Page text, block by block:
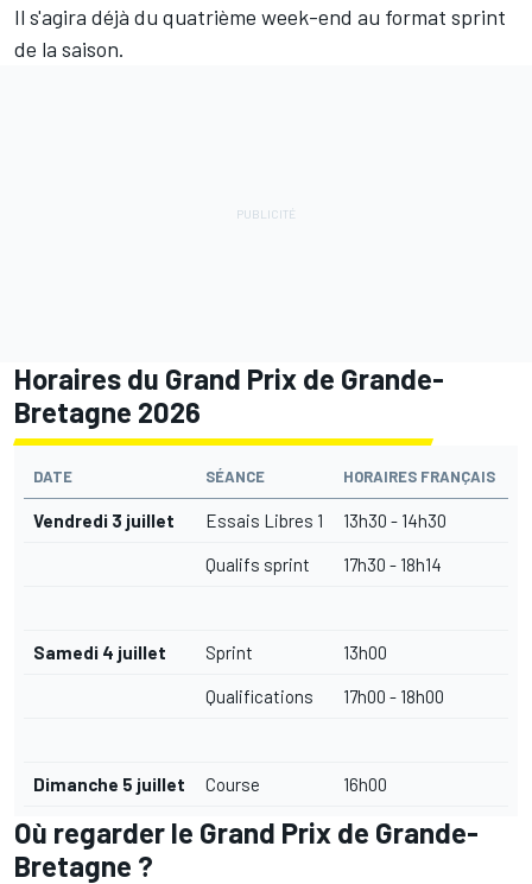
Il s'agira déjà du quatrième week-end au format sprint
de la saison.
Horaires du Grand Prix de Grande-
Bretagne 2026
DATE SÉANCE HORAIRES FRANÇAIS
Vendredi 3 juillet Essais Libres 1 13h30 - 14h30
Qualifs sprint 17h30 - 18h14
Samedi 4 juillet Sprint 13h00
Qualifications 17h00 - 18h00
Dimanche 5 juillet Course 16h00
Où regarder le Grand Prix de Grande-
Bretagne ?